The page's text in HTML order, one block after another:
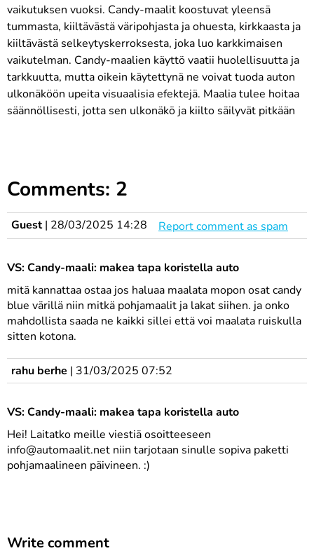
vaikutuksen vuoksi. Candy-maalit koostuvat yleensä
tummasta, kiiltävästä väripohjasta ja ohuesta, kirkkaasta ja
kiiltävästä selkeytyskerroksesta, joka luo karkkimaisen
vaikutelman. Candy-maalien käyttö vaatii huolellisuutta ja
tarkkuutta, mutta oikein käytettynä ne voivat tuoda auton
ulkonäköön upeita visuaalisia efektejä. Maalia tulee hoitaa
säännöllisesti, jotta sen ulkonäkö ja kiilto säilyvät pitkään
Comments: 2
Guest| 28/03/2025 14:28 Report comment as spam
VS: Candy-maali: makea tapa koristella auto
mitä kannattaa ostaa jos haluaa maalata mopon osat candy
blue värillä niin mitkä pohjamaalit ja lakat siihen. ja onko
mahdollista saada ne kaikki sillei että voi maalata ruiskulla
sitten kotona.
rahu berhe | 31/03/2025 07:52
VS: Candy-maali: makea tapa koristella auto
Hei! Laitatko meille viestiä osoitteeseen
info@automaalit.net niin tarjotaan sinulle sopiva paketti
pohjamaalineen päivineen. :)
Write comment